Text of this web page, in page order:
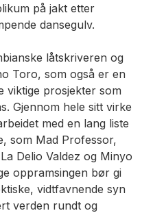
på jakt etter
dansegulv.
låtskriveren og
Toro, som også er en
viktige prosjekter som
Gjennom hele sitt virke
med en lang liste
som Mad Professor,
Delio Valdez og Minyo
oppramsingen bør gi
vidtfavnende syn
verden rundt og